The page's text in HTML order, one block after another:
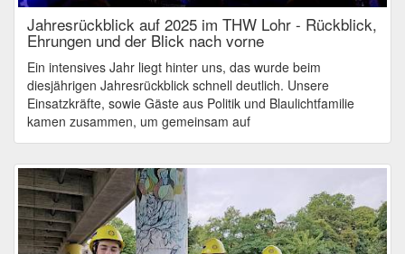
Jahresrückblick auf 2025 im THW Lohr - Rückblick,
Ehrungen und der Blick nach vorne
Ein intensives Jahr liegt hinter uns, das wurde beim
diesjährigen Jahresrückblick schnell deutlich. Unsere
Einsatzkräfte, sowie Gäste aus Politik und Blaulichtfamilie
kamen zusammen, um gemeinsam auf